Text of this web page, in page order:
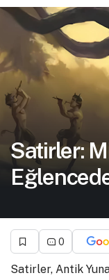
Satirler:
0
Satirler, Antik